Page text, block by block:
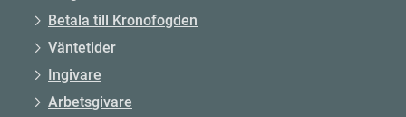
Betala till Kronofogden
Väntetider
Ingivare
Arbetsgivare